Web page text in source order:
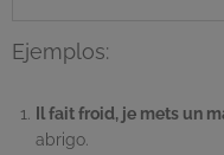
Ejemplos:
Il fait froid, je mets un
abrigo.